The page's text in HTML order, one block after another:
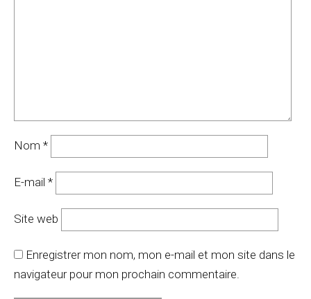
Nom *
E-mail *
Site web
Enregistrer mon nom, mon e-mail et mon site dans le
navigateur pour mon prochain commentaire.